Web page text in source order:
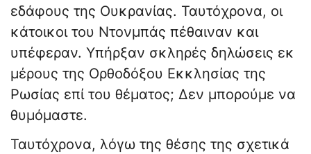
εδάφους της Ουκρανίας. Ταυτόχρονα, οι
κάτοικοι του Ντονμπάς πέθαιναν και
υπέφεραν. Υπήρξαν σκληρές δηλώσεις εκ
μέρους της Ορθοδόξου Εκκλησίας της
Ρωσίας επί του θέματος; Δεν μπορούμε να
θυμόμαστε.
Ταυτόχρονα, λόγω της θέσης της σχετικά